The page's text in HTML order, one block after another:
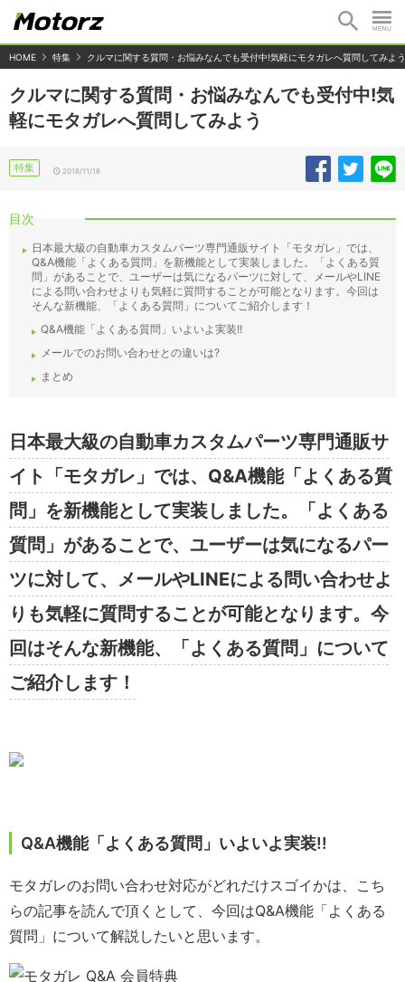
HOME 特集 クルマに関する質問・お悩みなんでも受付中!気軽にモタガレへ質問してみよう
クルマに関する質問・お悩みなんでも受付中!気
軽にモタガレへ質問してみよう
特集 2018/11/18
目次
日本最大級の自動車カスタムパーツ専門通販サイト「モタガレ」では、
Q&A機能「よくある質問」を新機能として実装しました。「よくある質
問」があることで、ユーザーは気になるパーツに対して、メールやLINE
による問い合わせよりも気軽に質問することが可能となります。今回は
そんな新機能、「よくある質問」についてご紹介します！
Q&A機能「よくある質問」いよいよ実装!!
メールでのお問い合わせとの違いは?
まとめ
日本最大級の自動車カスタムパーツ専門通販サ
イト「モタガレ」では、Q&A機能「よくある質
問」を新機能として実装しました。「よくある
質問」があることで、ユーザーは気になるパー
ツに対して、メールやLINEによる問い合わせよ
りも気軽に質問することが可能となります。今
回はそんな新機能、「よくある質問」について
ご紹介します！
Q&A機能「よくある質問」いよいよ実装!!
モタガレのお問い合わせ対応がどれだけスゴイかは、こち
らの記事を読んで頂くとして、今回はQ&A機能「よくある
質問」について解説したいと思います。